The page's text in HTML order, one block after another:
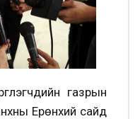
газрын
Ерөнхий сайд